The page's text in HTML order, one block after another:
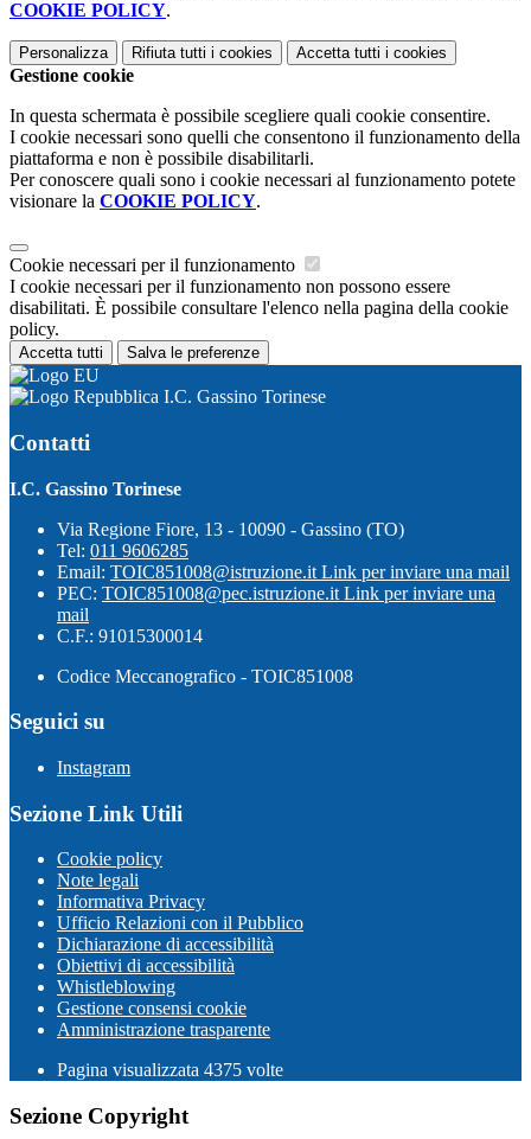
COOKIE POLICY.
Personalizza Rifiuta tutti i cookies Accetta tutti i cookies
Gestione cookie
In questa schermata è possibile scegliere quali cookie consentire.
I cookie necessari sono quelli che consentono il funzionamento della
piattaforma e non è possibile disabilitarli.
Per conoscere quali sono i cookie necessari al funzionamento potete
visionare la COOKIE POLICY.
Cookie necessari per il funzionamento
I cookie necessari per il funzionamento non possono essere
disabilitati. È possibile consultare l'elenco nella pagina della cookie
policy.
Accetta tutti Salva le preferenze
I.C. Gassino Torinese
Contatti
I.C. Gassino Torinese
Via Regione Fiore, 13 - 10090 - Gassino (TO)
Tel: 011 9606285
Email: TOIC851008@istruzione.it Link per inviare una mail
PEC: TOIC851008@pec.istruzione.it Link per inviare una
mail
C.F.: 91015300014
Codice Meccanografico - TOIC851008
Seguici su
Instagram
Sezione Link Utili
Cookie policy
Note legali
Informativa Privacy
Ufficio Relazioni con il Pubblico
Dichiarazione di accessibilità
Obiettivi di accessibilità
Whistleblowing
Gestione consensi cookie
Amministrazione trasparente
Pagina visualizzata 4375 volte
Sezione Copyright